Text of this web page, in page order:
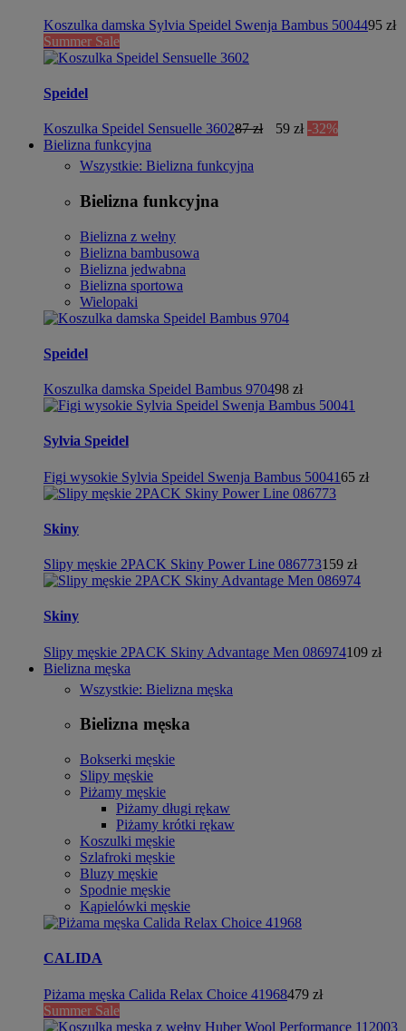
Koszulka damska Sylvia Speidel Swenja Bambus 5004495 zł
Summer Sale
Speidel
Koszulka Speidel Sensuelle 360287 zł 59 zł -32%
Bielizna funkcyjna
Wszystkie: Bielizna funkcyjna
Bielizna funkcyjna
Bielizna z wełny
Bielizna bambusowa
Bielizna jedwabna
Bielizna sportowa
Wielopaki
Speidel
Koszulka damska Speidel Bambus 970498 zł
Sylvia Speidel
Figi wysokie Sylvia Speidel Swenja Bambus 5004165 zł
Skiny
Slipy męskie 2PACK Skiny Power Line 086773159 zł
Skiny
Slipy męskie 2PACK Skiny Advantage Men 086974109 zł
Bielizna męska
Wszystkie: Bielizna męska
Bielizna męska
Bokserki męskie
Slipy męskie
Piżamy męskie
Piżamy długi rękaw
Piżamy krótki rękaw
Koszulki męskie
Szlafroki męskie
Bluzy męskie
Spodnie męskie
Kąpielówki męskie
CALIDA
Piżama męska Calida Relax Choice 41968479 zł
Summer Sale